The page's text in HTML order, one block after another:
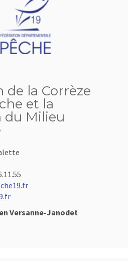
de la Corrèze
et la
du Milieu
Versanne-Janodet